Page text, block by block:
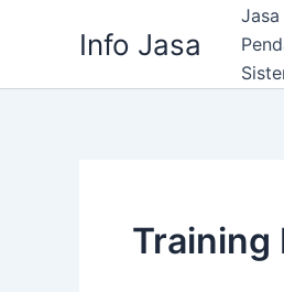
Info Jasa
Training